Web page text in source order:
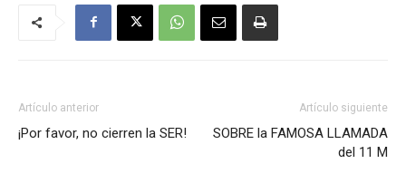
Artículo anterior
¡Por favor, no cierren la SER!
Artículo siguiente
SOBRE la FAMOSA LLAMADA
del 11 M